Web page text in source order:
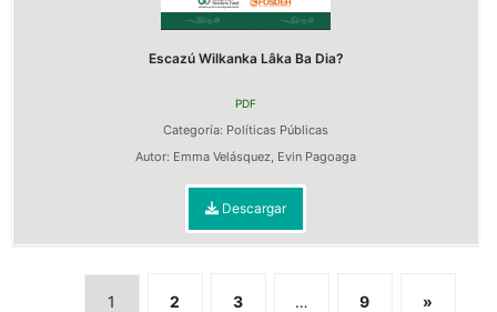
Escazú Wilkanka Lâka Ba Dia?
PDF
Categoría: Políticas Públicas
Autor: Emma Velásquez, Evin Pagoaga
Descargar
1 2 3 … 9 »